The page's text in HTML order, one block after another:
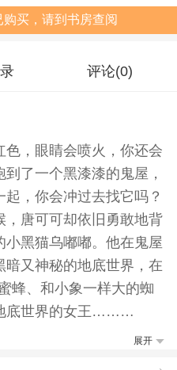
买，请到书房查阅
评论(0)
，眼睛会喷火，你还会
了一个黑漆漆的鬼屋，
，你会冲过去找它吗？
，唐可可却依旧勇敢地背
黑猫乌嘟嘟。他在鬼屋
暗又神秘的地底世界，在
蜂、和小象一样大的蜘
底世界的女王……
展开